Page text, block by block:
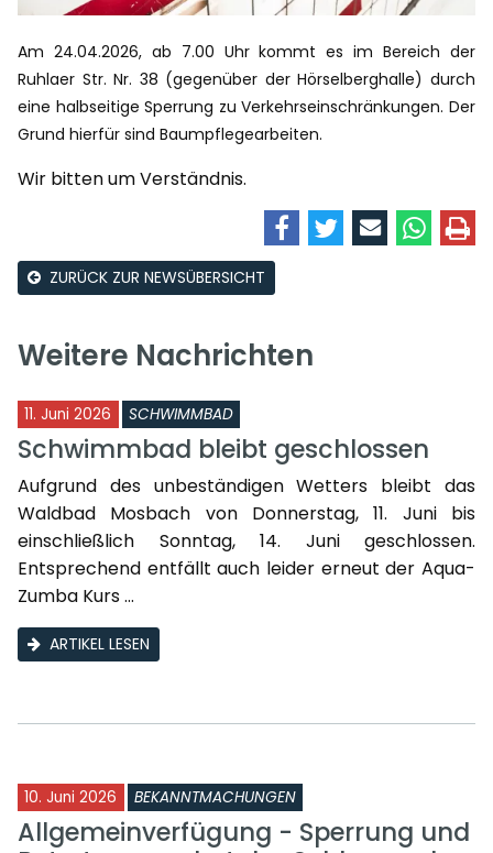
Am 24.04.2026, ab 7.00 Uhr kommt es im Bereich der
Ruhlaer Str. Nr. 38 (gegenüber der Hörselberghalle) durch
eine halbseitige Sperrung zu Verkehrseinschränkungen. Der
Grund hierfür sind Baumpflegearbeiten.
Wir bitten um Verständnis.
ZURÜCK ZUR NEWSÜBERSICHT
Weitere Nachrichten
11. Juni 2026 SCHWIMMBAD
Schwimmbad bleibt geschlossen
Aufgrund des unbeständigen Wetters bleibt das
Waldbad Mosbach von Donnerstag, 11. Juni bis
einschließlich Sonntag, 14. Juni geschlossen.
Entsprechend entfällt auch leider erneut der Aqua-
Zumba Kurs ...
ARTIKEL LESEN
10. Juni 2026 BEKANNTMACHUNGEN
Allgemeinverfügung - Sperrung und